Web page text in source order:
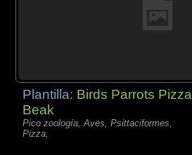
Plantilla: Birds Parrots Pizza
Beak
Pico zoología, Aves, Psittaciformes,
Pizza,